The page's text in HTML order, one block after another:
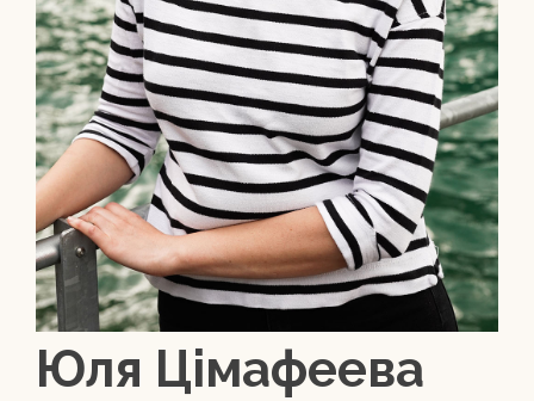
Юля Цімафеева